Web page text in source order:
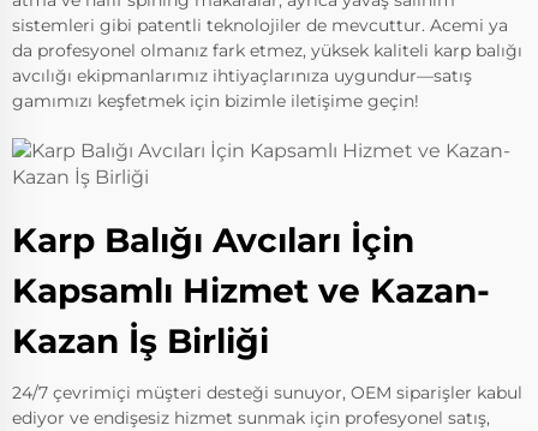
sistemleri gibi patentli teknolojiler de mevcuttur. Acemi ya
da profesyonel olmanız fark etmez, yüksek kaliteli karp balığı
avcılığı ekipmanlarımız ihtiyaçlarınıza uygundur—satış
gamımızı keşfetmek için bizimle iletişime geçin!
Karp Balığı Avcıları İçin
Kapsamlı Hizmet ve Kazan-
Kazan İş Birliği
24/7 çevrimiçi müşteri desteği sunuyor, OEM siparişler kabul
ediyor ve endişesiz hizmet sunmak için profesyonel satış,